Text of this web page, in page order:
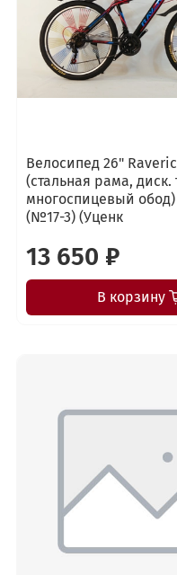
Велосипед 26"
(стальная рама, диск.
многоспицевый
(№17-3) (Уценк
13 650 ₽
В корзину